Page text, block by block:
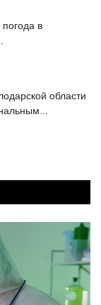
в
области